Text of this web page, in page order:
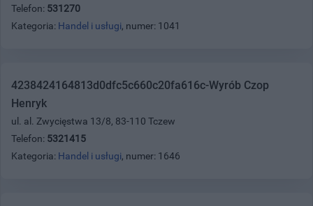
Telefon: 531270
Kategoria: Handel i usługi, numer: 1041
4238424164813d0dfc5c660c20fa616c-Wyrób Czop
Henryk
ul. al. Zwycięstwa 13/8, 83-110 Tczew
Telefon: 5321415
Kategoria: Handel i usługi, numer: 1646